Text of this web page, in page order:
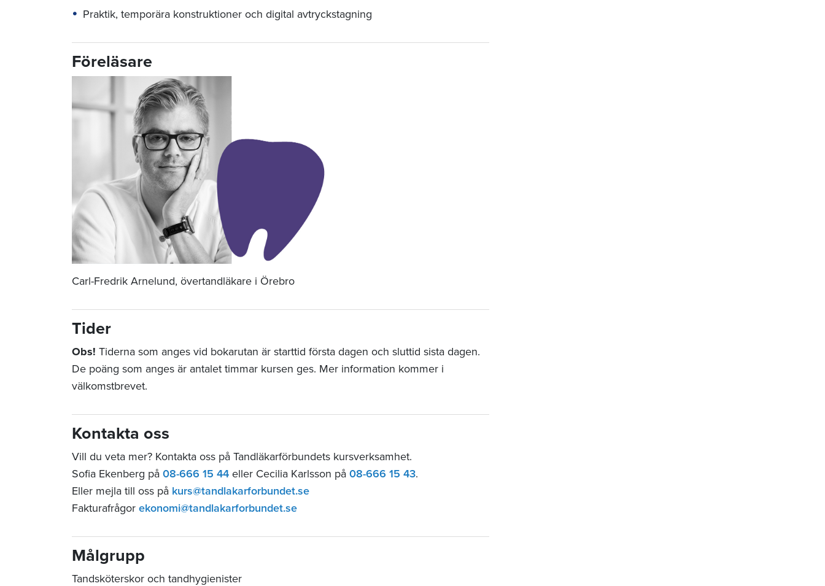
Praktik, temporära konstruktioner och digital avtryckstagning
Föreläsare
Carl-Fredrik Arnelund, övertandläkare i Örebro
Tider
Obs! Tiderna som anges vid bokarutan är starttid första dagen och sluttid sista dagen.
De poäng som anges är antalet timmar kursen ges. Mer information kommer i
välkomstbrevet.
Kontakta oss
Vill du veta mer? Kontakta oss på Tandläkarförbundets kursverksamhet.
Sofia Ekenberg på 08-666 15 44 eller Cecilia Karlsson på 08-666 15 43.
Eller mejla till oss på kurs@tandlakarforbundet.se
Fakturafrågor ekonomi@tandlakarforbundet.se
Målgrupp
Tandsköterskor och tandhygienister